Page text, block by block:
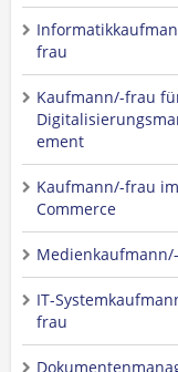
frau
Kaufmann/-frau
ement
Kaufmann/-frau
Commerce
IT-
frau